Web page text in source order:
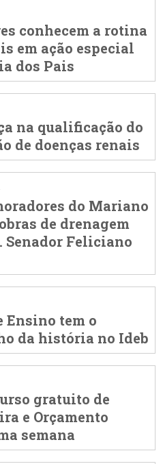
conhecem a rotina
em ação especial
dos Pais
na qualificação do
de doenças renais
do Mariano
de drenagem
Senador Feliciano
Ensino tem o
da história no Ideb
gratuito de
e Orçamento
semana